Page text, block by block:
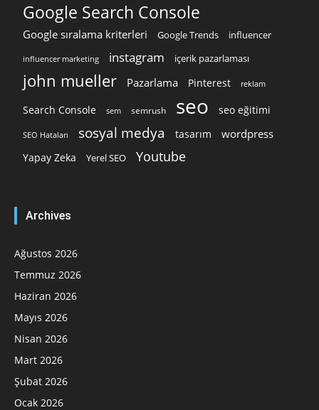
Google Search Console
Google sıralama kriterleri Google Trends influencer
influencer marketing instagram içerik pazarlaması
john mueller Pazarlama Pinterest reklam
Search Console sem semrush seo seo eğitimi
SEO Hataları sosyal medya tasarım wordpress
Yapay Zeka Yerel SEO Youtube
Archives
Ağustos 2026
Temmuz 2026
Haziran 2026
Mayıs 2026
Nisan 2026
Mart 2026
Şubat 2026
Ocak 2026